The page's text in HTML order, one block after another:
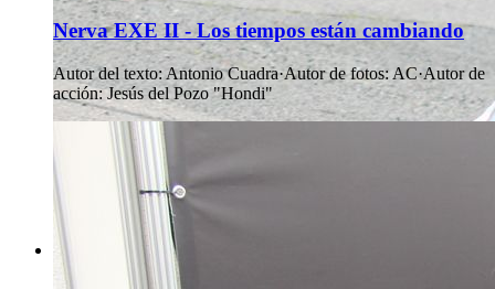
Nerva EXE II - Los tiempos están cambiando
Autor del texto: Antonio Cuadra·Autor de fotos: AC·Autor de
acción: Jesús del Pozo "Hondi"